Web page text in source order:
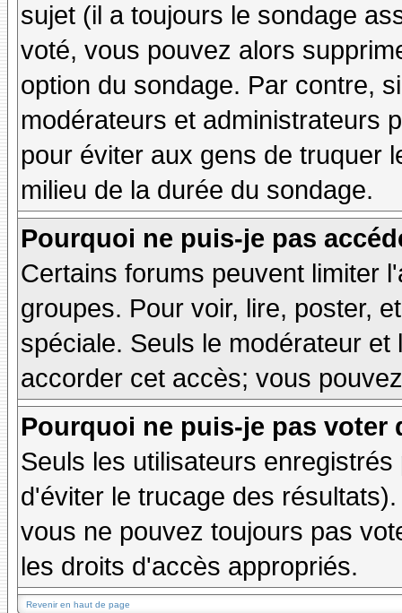
sujet (il a toujours le sondage
voté, vous pouvez alors
option du sondage. Par contre,
modérateurs et administrateurs
pour éviter aux gens de truquer
milieu de la durée du sondage.
Pourquoi ne puis-je pas
Certains forums peuvent limiter
groupes. Pour voir, lire, poster,
spéciale. Seuls le modérateur
accorder cet accès; vous
Pourquoi ne puis-je pas voter
Seuls les utilisateurs
d'éviter le trucage des
vous ne pouvez toujours pas
les droits d'accès appropriés.
Revenir en haut de page